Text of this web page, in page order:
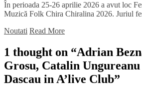
În perioada 25-26 aprilie 2026 a avut loc
Muzică Folk Chira Chiralina 2026. Juriul
Noutati Read More
1 thought on “Adrian
Grosu, Catalin
Dascau in A’live Club”